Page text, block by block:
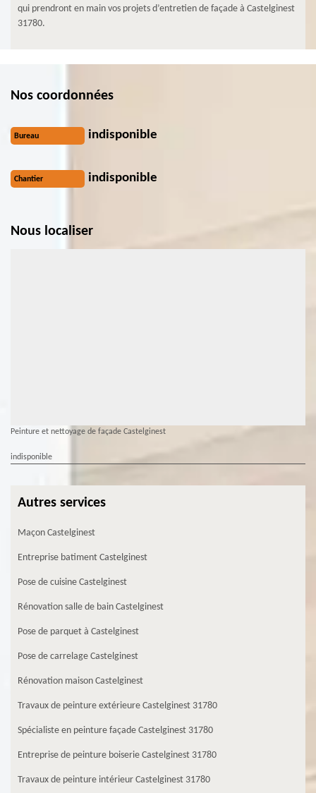
qui prendront en main vos projets d’entretien de façade à Castelginest
31780.
Nos coordonnées
Bureau indisponible
Chantier indisponible
Nous localiser
Peinture et nettoyage de façade Castelginest
indisponible
Autres services
Maçon Castelginest
Entreprise batiment Castelginest
Pose de cuisine Castelginest
Rénovation salle de bain Castelginest
Pose de parquet à Castelginest
Pose de carrelage Castelginest
Rénovation maison Castelginest
Travaux de peinture extérieure Castelginest 31780
Spécialiste en peinture façade Castelginest 31780
Entreprise de peinture boiserie Castelginest 31780
Travaux de peinture intérieur Castelginest 31780